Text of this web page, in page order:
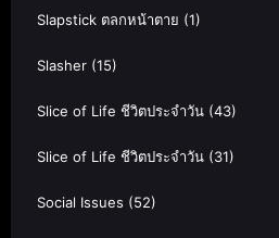
Slapstick ตลกหน้าตาย (1)
Slasher (15)
Slice of Life ชีวิตประจำวัน (43)
Slice of Life ชีวิตประจำวัน (31)
Social Issues (52)